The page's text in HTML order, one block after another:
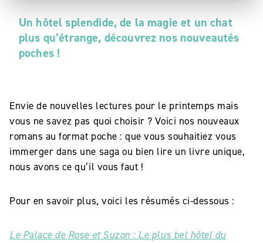
Un hôtel splendide, de la magie et un chat
plus qu’étrange, découvrez nos nouveautés
poches !
Envie de nouvelles lectures pour le printemps mais
vous ne savez pas quoi choisir ? Voici nos nouveaux
romans au format poche : que vous souhaitiez vous
immerger dans une saga ou bien lire un livre unique,
nous avons ce qu’il vous faut !
Pour en savoir plus, voici les résumés ci-dessous :
Le Palace de Rose et Suzon : Le plus bel hôtel du